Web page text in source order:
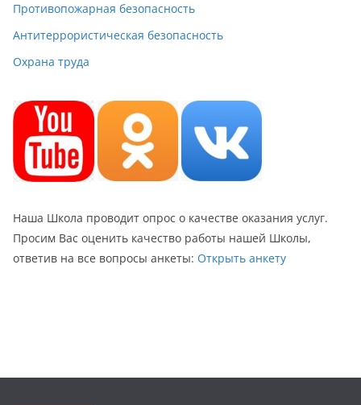
Противопожарная безопасность
Антитеррористическая безопасность
Охрана труда
Наша Школа проводит опрос о качестве оказания услуг.
Просим Вас оценить качество работы нашей Школы,
ответив на все вопросы анкеты: Открыть анкету